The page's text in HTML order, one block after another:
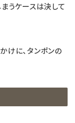
うケースは決して
けに、タンポンの